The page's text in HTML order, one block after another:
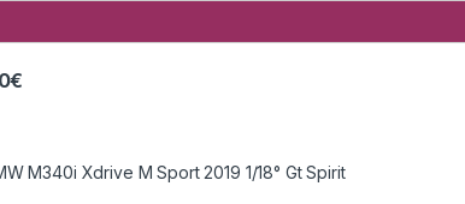
€
M340i Xdrive M Sport 2019 1/18° Gt Spirit